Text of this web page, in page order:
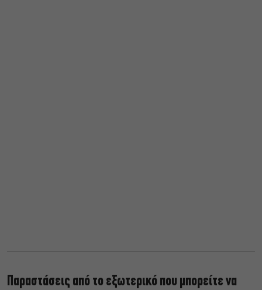
Παραστάσεις από το εξωτερικό που μπορείτε να